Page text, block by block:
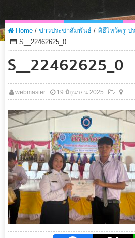
Home / ข่าวประชาสัมพันธ์ / พิธีไหว้ครู ป
S__22462625_0
S__22462625_0
webmaster 19 มิถุนายน 2025